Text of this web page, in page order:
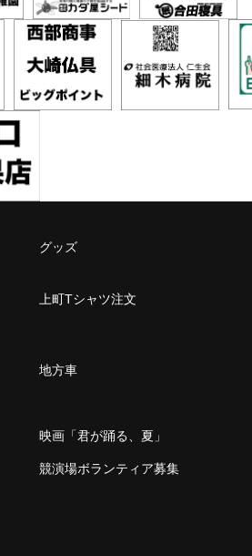
グッズ
上町Tシャツ注文
地方車
映画「君が踊る、夏」
競演場ボランティア募集